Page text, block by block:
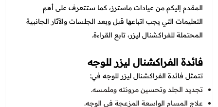
عروض الرجال
عروض جراحات التجميل
عروض قسم الطوارئ
عروض الاشعة
عروض الباطنة
المقدم إليكم من عيادات ماسترز، كما ستتعرف على أهم
التعليمات التي يجب اتباعها قبل وبعد الجلسات والآثار الجانبية
المحتملة للفراكشنال ليزر، تابع القراءة.
فائدة الفراكشنال ليزر للوجه
تتمثل فائدة الفراكشنال ليزر للوجه في:
تجديد الجلد وتحسين مرونته وملمسه.
علاج المسام الواسعة المزعجة في الوجه.